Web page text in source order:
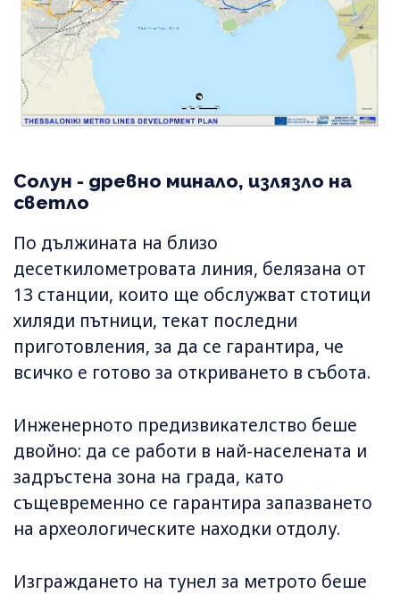
Солун - древно минало, излязло на
светло
По дължината на близо
десеткилометровата линия, белязана от
13 станции, които ще обслужват стотици
хиляди пътници, текат последни
приготовления, за да се гарантира, че
всичко е готово за откриването в събота.
Инженерното предизвикателство беше
двойно: да се работи в най-населената и
задръстена зона на града, като
същевременно се гарантира запазването
на археологическите находки отдолу.
Изграждането на тунел за метрото беше